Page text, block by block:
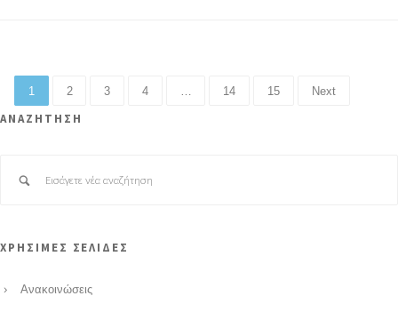
1 2 3 4 14 15 Next
ΑΝΑΖΗΤΗΣΗ
ΧΡΗΣΙΜΕΣ ΣΕΛΙΔΕΣ
Ανακοινώσεις